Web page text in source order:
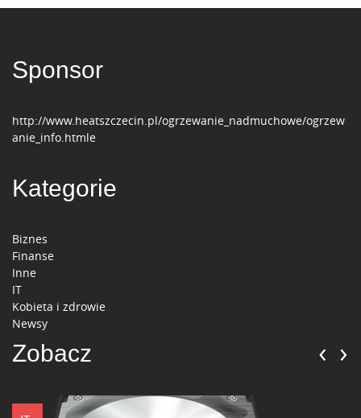
Sponsor
http://www.heatszczecin.pl/ogrzewanie_nadmuchowe/ogrzew
anie_info.htmle
Kategorie
Biznes
Finanse
Inne
IT
Kobieta i zdrowie
Newsy
Zobacz ‹ ›